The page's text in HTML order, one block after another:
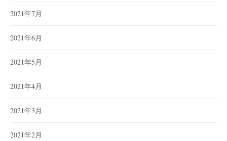
2021年7月
2021年6月
2021年5月
2021年4月
2021年3月
2021年2月